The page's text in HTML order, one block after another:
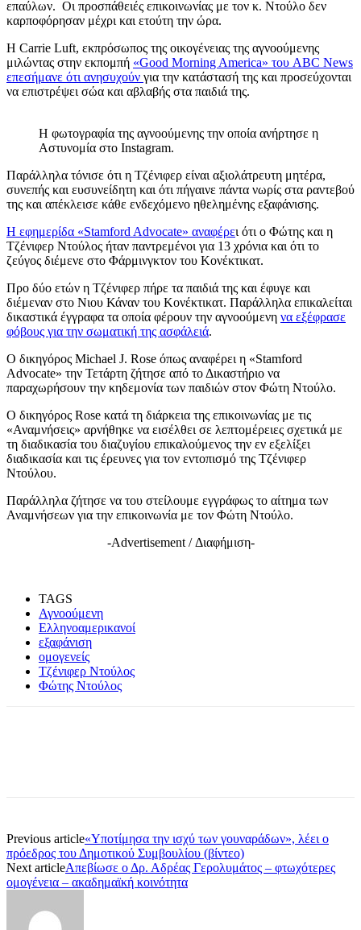
επαύλων. Οι προσπάθειές επικοινωνίας με τον κ. Ντούλο δεν
καρποφόρησαν μέχρι και ετούτη την ώρα.
Η Carrie Luft, εκπρόσωπος της οικογένειας της αγνοούμενης
μιλώντας στην εκπομπή «Good Morning America» του ABC News
επεσήμανε ότι ανησυχούν για την κατάστασή της και προσεύχονται
να επιστρέψει σώα και αβλαβής στα παιδιά της.
Η φωτογραφία της αγνοούμενης την οποία ανήρτησε η
Αστυνομία στο Instagram.
Παράλληλα τόνισε ότι η Τζένιφερ είναι αξιολάτρευτη μητέρα,
συνεπής και ευσυνείδητη και ότι πήγαινε πάντα νωρίς στα ραντεβού
της και απέκλεισε κάθε ενδεχόμενο ηθελημένης εξαφάνισης.
H εφημερίδα «Stamford Advocate» αναφέρει ότι ο Φώτης και η
Τζένιφερ Ντούλος ήταν παντρεμένοι για 13 χρόνια και ότι το
ζεύγος διέμενε στο Φάρμινγκτον του Κονέκτικατ.
Προ δύο ετών η Τζένιφερ πήρε τα παιδιά της και έφυγε και
διέμεναν στο Νιου Κάναν του Κονέκτικατ. Παράλληλα επικαλείται
δικαστικά έγγραφα τα οποία φέρουν την αγνοούμενη να εξέφρασε
φόβους για την σωματική της ασφάλειά.
Ο δικηγόρος Michael J. Rose όπως αναφέρει η «Stamford
Advocate» την Τετάρτη ζήτησε από το Δικαστήριο να
παραχωρήσουν την κηδεμονία των παιδιών στον Φώτη Ντούλο.
Ο δικηγόρος Rose κατά τη διάρκεια της επικοινωνίας με τις
«Αναμνήσεις» αρνήθηκε να εισέλθει σε λεπτομέρειες σχετικά με
τη διαδικασία του διαζυγίου επικαλούμενος την εν εξελίξει
διαδικασία και τις έρευνες για τον εντοπισμό της Τζένιφερ
Ντούλου.
Παράλληλα ζήτησε να του στείλουμε εγγράφως το αίτημα των
Αναμνήσεων για την επικοινωνία με τον Φώτη Ντούλο.
-Advertisement / Διαφήμιση-
TAGS
Αγνοούμενη
Ελληνοαμερικανοί
εξαφάνιση
ομογενείς
Τζένιφερ Ντούλος
Φώτης Ντούλος
Previous article«Υποτίμησα την ισχύ των γουναράδων», λέει ο
πρόεδρος του Δημοτικού Συμβουλίου (βίντεο)
Next articleΑπεβίωσε ο Δρ. Αδρέας Γερολυμάτος – φτωχότερες
ομογένεια – ακαδημαϊκή κοινότητα